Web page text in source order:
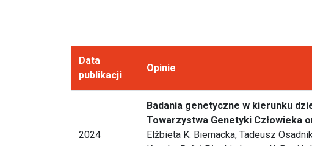
Data
publikacji
Opinie
2024
Badania genetyczne w kierunku
Towarzystwa Genetyki Człowieka
Elżbieta K. Biernacka, Tadeusz